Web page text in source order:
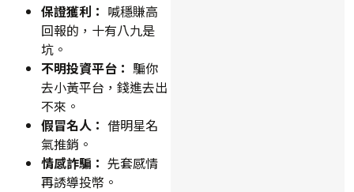
保證獲利： 喊穩賺高
回報的，十有八九是
坑。
不明投資平台： 騙你
去小黃平台，錢進去出
不來。
假冒名人： 借明星名
氣推銷。
情感詐騙： 先套感情
再誘導投幣。